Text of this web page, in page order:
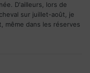
D'ailleurs, lors de
sur juillet-août, je
même dans les réserves